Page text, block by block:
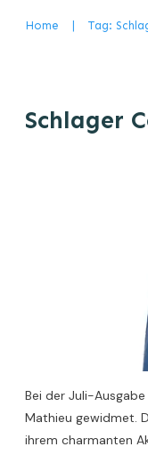
Home Tag:
Schlager
Bei der Juli-
Mathieu gewidmet.
ihrem charmanten